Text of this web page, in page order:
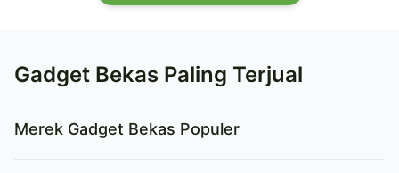
Gadget Bekas Paling Terjual
Merek Gadget Bekas Populer